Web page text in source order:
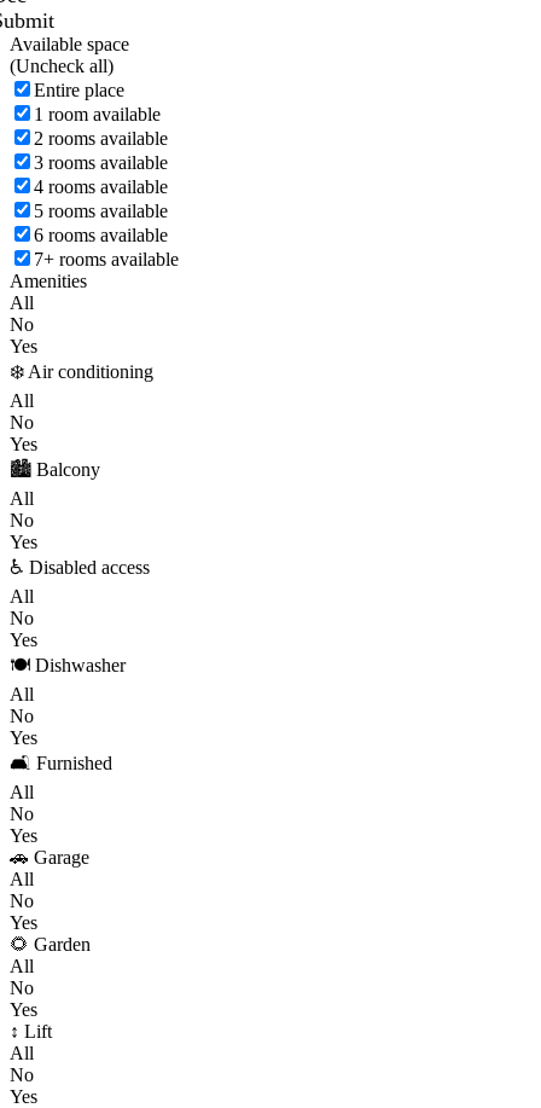
Available space
(Uncheck all)
Entire place
1 room available
2 rooms available
3 rooms available
4 rooms available
5 rooms available
6 rooms available
7+ rooms available
Amenities
All
No
Yes
❄️ Air conditioning
All
No
Yes
🏙️ Balcony
All
No
Yes
♿ Disabled access
All
No
Yes
🍽️ Dishwasher
All
No
Yes
🛋️ Furnished
All
No
Yes
🚗 Garage
All
No
Yes
🌻 Garden
All
No
Yes
↕️ Lift
All
No
Yes